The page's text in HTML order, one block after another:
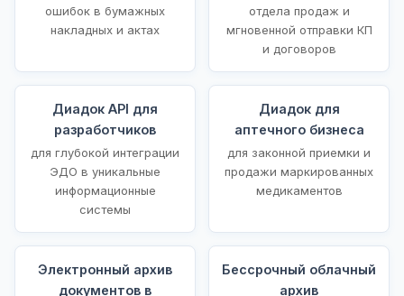
ошибок в бумажных
накладных и актах
отдела продаж и
мгновенной отправки КП
и договоров
Диадок API для
разработчиков
для глубокой интеграции
ЭДО в уникальные
информационные
системы
Диадок для
аптечного бизнеса
для законной приемки и
продажи маркированных
медикаментов
Электронный архив
документов в
Бессрочный облачный
архив